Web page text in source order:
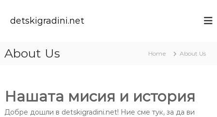
detskigradini.net
About Us Home About Us
Нашата мисия и история
Добре дошли в detskigradini.net! Ние сме тук, за да ви